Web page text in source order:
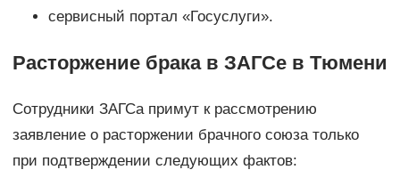
сервисный портал «Госуслуги».
Расторжение брака в ЗАГСе в Тюмени
Сотрудники ЗАГСа примут к рассмотрению
заявление о расторжении брачного союза только
при подтверждении следующих фактов: